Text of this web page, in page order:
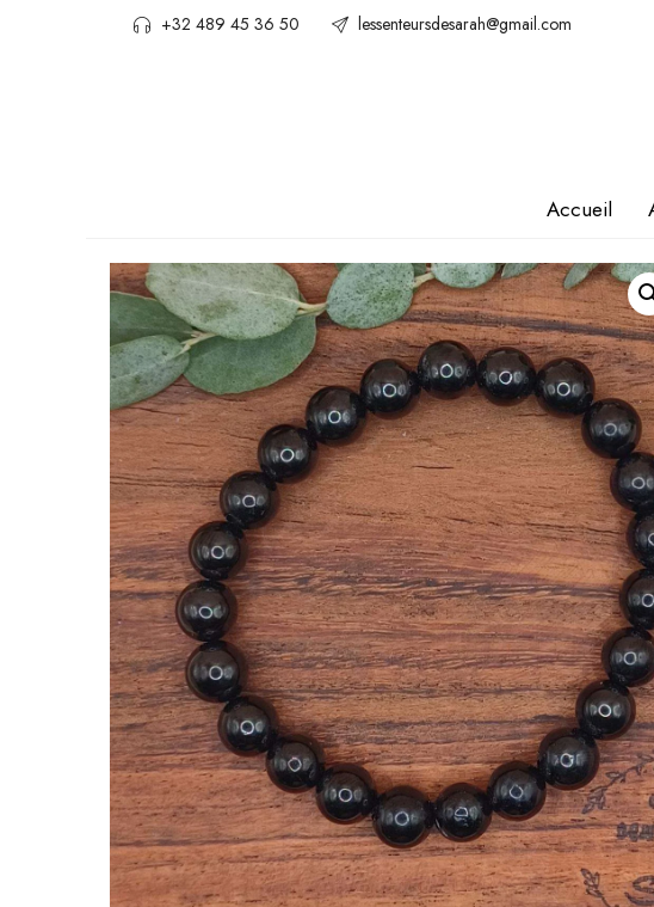
+32 489 45 36 50 lessenteursdesarah@gmail.com
Accueil